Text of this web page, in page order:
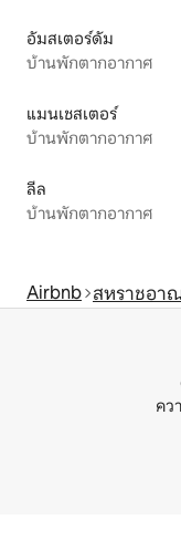
อัมสเตอร์ดัม
บ้านพักตากอากาศ
แมนเชสเตอร์
บ้านพักตากอากาศ
ลีล
บ้านพักตากอากาศ
Airbnb สหราชอา
คว